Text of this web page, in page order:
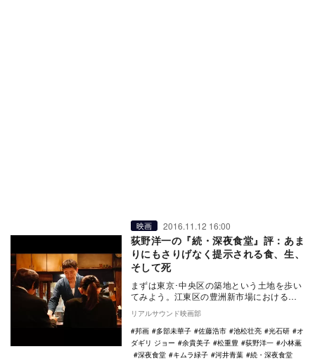
映画 2016.11.12 16:00
荻野洋一の『続・深夜食堂』評：あま
りにもさりげなく提示される食、生、
そして死
まずは東京･中央区の築地という土地を歩い
てみよう。江東区の豊洲新市場における
「盛り土」問題、汚染物質検出によって、
あいまいなうち…
リアルサウンド映画部
邦画
多部未華子 佐藤浩市 池松壮亮 光石研
オ
ダギリ ジョー
余貴美子 松重豊 荻野洋一
小林薫
深夜食堂
キムラ緑子 河井青葉 続・深夜食堂